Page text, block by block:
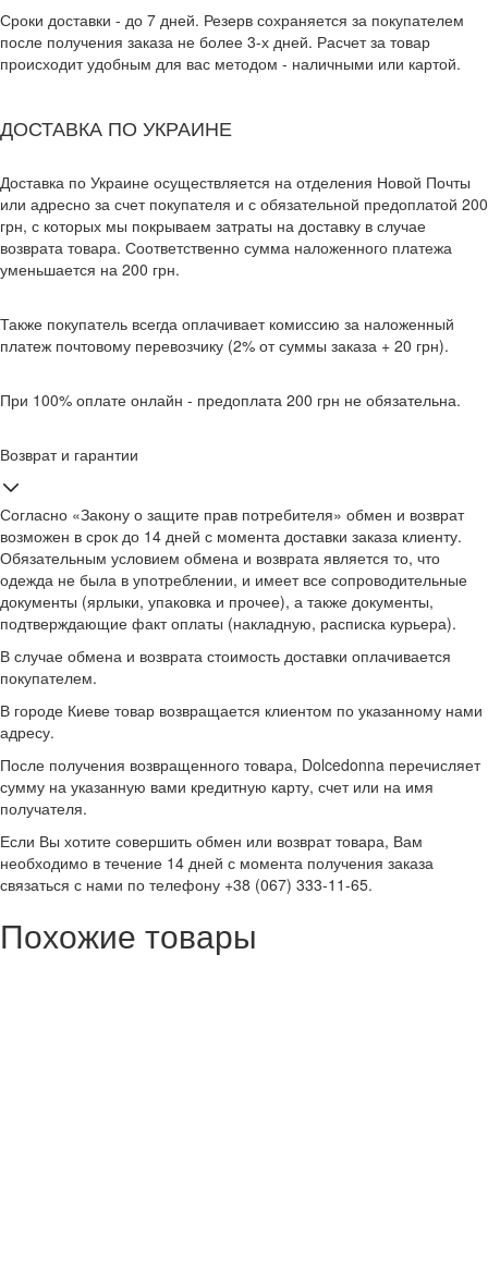
Сроки доставки - до 7 дней. Резерв сохраняется за покупателем
после получения заказа не более 3-х дней. Расчет за товар
происходит удобным для вас методом - наличными или картой.
ДОСТАВКА ПО УКРАИНЕ
Доставка по Украине осуществляется на отделения Новой Почты
или адресно за счет покупателя и с обязательной предоплатой 200
грн, с которых мы покрываем затраты на доставку в случае
возврата товара. Соответственно сумма наложенного платежа
уменьшается на 200 грн.
Также покупатель всегда оплачивает комиссию за наложенный
платеж почтовому перевозчику (2% от суммы заказа + 20 грн).
При 100% оплате онлайн - предоплата 200 грн не обязательна.
Возврат и гарантии
Согласно «Закону о защите прав потребителя» обмен и возврат
возможен в срок до 14 дней с момента доставки заказа клиенту.
Обязательным условием обмена и возврата является то, что
одежда не была в употреблении, и имеет все сопроводительные
документы (ярлыки, упаковка и прочее), а также документы,
подтверждающие факт оплаты (накладную, расписка курьера).
В случае обмена и возврата стоимость доставки оплачивается
покупателем.
В городе Киеве товар возвращается клиентом по указанному нами
адресу.
После получения возвращенного товара, Dolcedonna перечисляет
сумму на указанную вами кредитную карту, счет или на имя
получателя.
Если Вы хотите совершить обмен или возврат товара, Вам
необходимо в течение 14 дней с момента получения заказа
связаться с нами по телефону +38 (067) 333-11-65.
Похожие товары